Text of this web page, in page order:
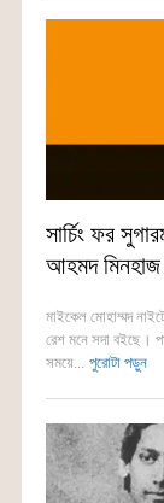
সার্চিং ফর
আহমদ মিনহাজ
মাইকেল মোহাম্মদ
রেশ মনে সদা বইছে।
সময়ে... পুরোটা পড়ুন